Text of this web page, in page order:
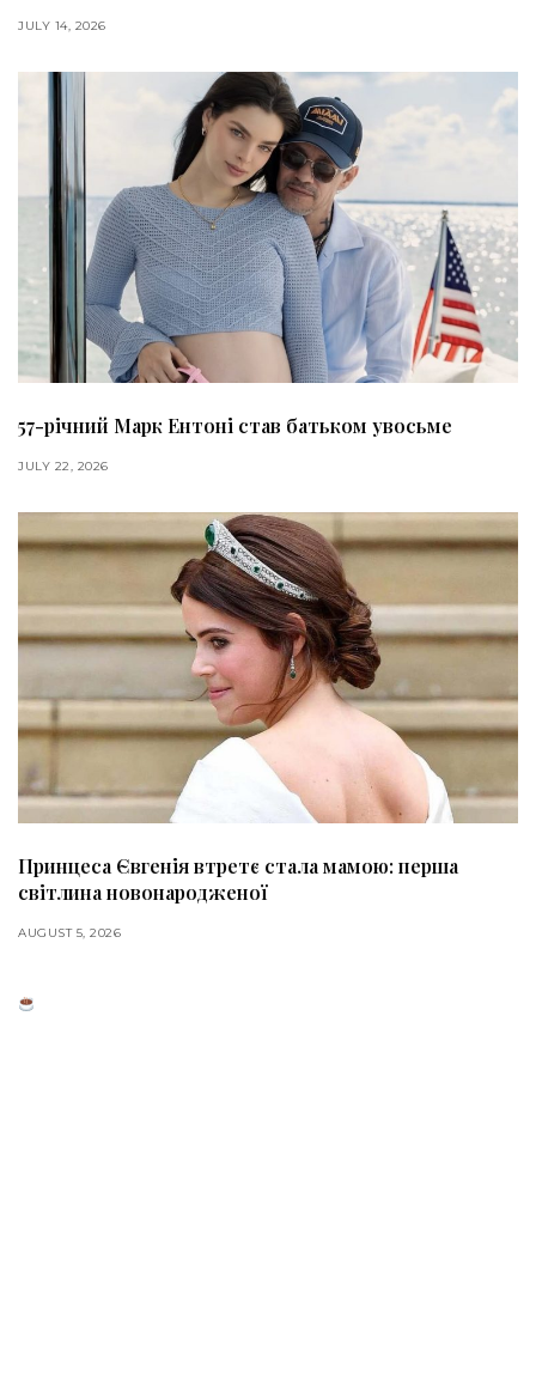
JULY 14, 2026
57-річний Марк Ентоні став батьком увосьме
JULY 22, 2026
Принцеса Євгенія втретє стала мамою: перша
світлина новонародженої
AUGUST 5, 2026